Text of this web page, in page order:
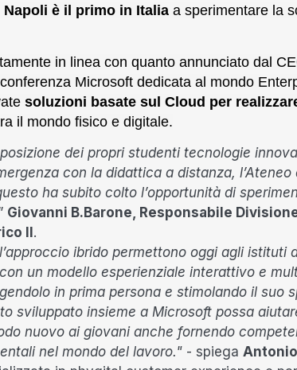
Napoli è il primo in Italia a sperimentare la
in linea con quanto annunciato dal
Microsoft dedicata al mondo
soluzioni basate sul Cloud per
il mondo fisico e digitale.
dei propri studenti tecnologie
con la didattica a distanza,
ha subito colto l’opportunità di
Giovanni B.Barone, Responsabile
II .
ibrido permettono oggi agli istituti
un modello esperienziale interattivo e
in prima persona e stimolando il suo
sviluppato insieme a Microsoft possa
nuovo ai giovani anche fornendo
nel mondo del lavoro." - spiega